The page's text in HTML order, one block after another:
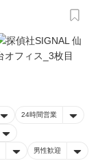
24時間営業
男性歓迎